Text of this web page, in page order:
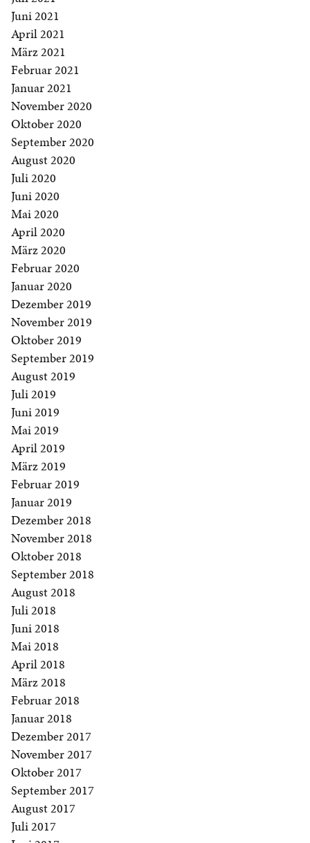
Juni 2021
April 2021
März 2021
Februar 2021
Januar 2021
November 2020
Oktober 2020
September 2020
August 2020
Juli 2020
Juni 2020
Mai 2020
April 2020
März 2020
Februar 2020
Januar 2020
Dezember 2019
November 2019
Oktober 2019
September 2019
August 2019
Juli 2019
Juni 2019
Mai 2019
April 2019
März 2019
Februar 2019
Januar 2019
Dezember 2018
November 2018
Oktober 2018
September 2018
August 2018
Juli 2018
Juni 2018
Mai 2018
April 2018
März 2018
Februar 2018
Januar 2018
Dezember 2017
November 2017
Oktober 2017
September 2017
August 2017
Juli 2017